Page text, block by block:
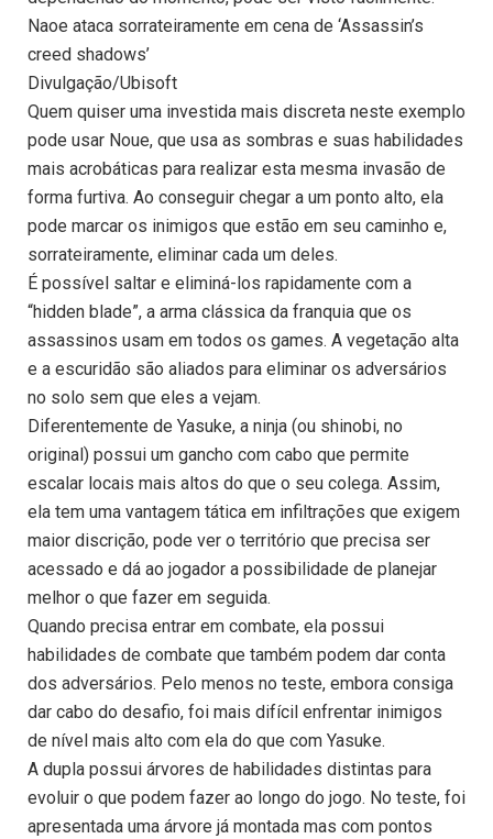
Naoe ataca sorrateiramente em cena de ‘Assassin’s
creed shadows’
Divulgação/Ubisoft
Quem quiser uma investida mais discreta neste exemplo
pode usar Noue, que usa as sombras e suas habilidades
mais acrobáticas para realizar esta mesma invasão de
forma furtiva. Ao conseguir chegar a um ponto alto, ela
pode marcar os inimigos que estão em seu caminho e,
sorrateiramente, eliminar cada um deles.
É possível saltar e eliminá-los rapidamente com a
“hidden blade”, a arma clássica da franquia que os
assassinos usam em todos os games. A vegetação alta
e a escuridão são aliados para eliminar os adversários
no solo sem que eles a vejam.
Diferentemente de Yasuke, a ninja (ou shinobi, no
original) possui um gancho com cabo que permite
escalar locais mais altos do que o seu colega. Assim,
ela tem uma vantagem tática em infiltrações que exigem
maior discrição, pode ver o território que precisa ser
acessado e dá ao jogador a possibilidade de planejar
melhor o que fazer em seguida.
Quando precisa entrar em combate, ela possui
habilidades de combate que também podem dar conta
dos adversários. Pelo menos no teste, embora consiga
dar cabo do desafio, foi mais difícil enfrentar inimigos
de nível mais alto com ela do que com Yasuke.
A dupla possui árvores de habilidades distintas para
evoluir o que podem fazer ao longo do jogo. No teste, foi
apresentada uma árvore já montada mas com pontos